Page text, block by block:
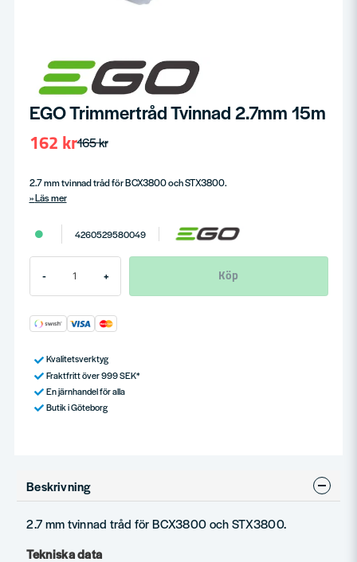
EGO Trimmertråd Tvinnad 2.7mm 15m
165 kr
162 kr
2.7 mm tvinnad tråd för BCX3800 och STX3800.
Läs mer
4260529580049
- + Köp
Kvalitetsverktyg
Fraktfritt över 999 SEK*
En järnhandel för alla
Butik i Göteborg
Beskrivning
2.7 mm tvinnad tråd för BCX3800 och STX3800.
Tekniska data